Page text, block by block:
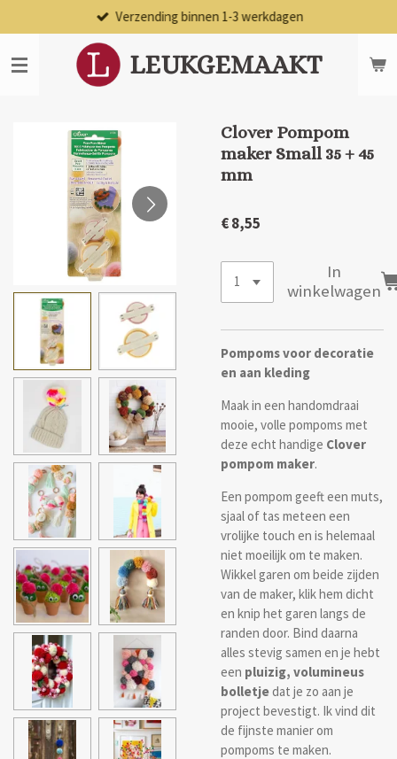
direct
naar
de
LEUKGEMAAKT
Verzending binnen 1-3 werkdagen
Clover Pompom
maker Small 35 + 45
mm
€ 8,55
In
winkelwagen
Pompoms voor decoratie
en aan kleding
Maak in een handomdraai
mooie, volle pompoms met
deze echt handige Clover
pompom maker.
Een pompom geeft een muts,
sjaal of tas meteen een
vrolijke touch en is helemaal
niet moeilijk om te maken.
Wikkel garen om beide zijden
van de maker, klik hem dicht
en knip het garen langs de
randen door. Bind daarna
alles stevig samen en je hebt
een pluizig, volumineus
bolletjedat je zo aan je
project bevestigt. Ik vind dit
de fijnste manier om
pompoms te maken.